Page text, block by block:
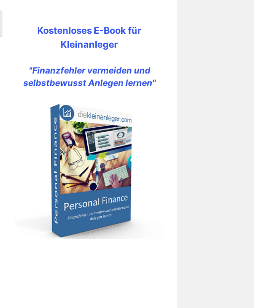
Kostenloses E-Book für
Kleinanleger
"Finanzfehler vermeiden und
selbstbewusst Anlegen lernen"